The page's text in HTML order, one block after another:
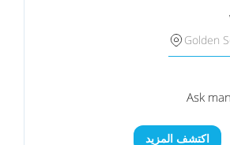
Golden
Ask
اكتشف المزيد